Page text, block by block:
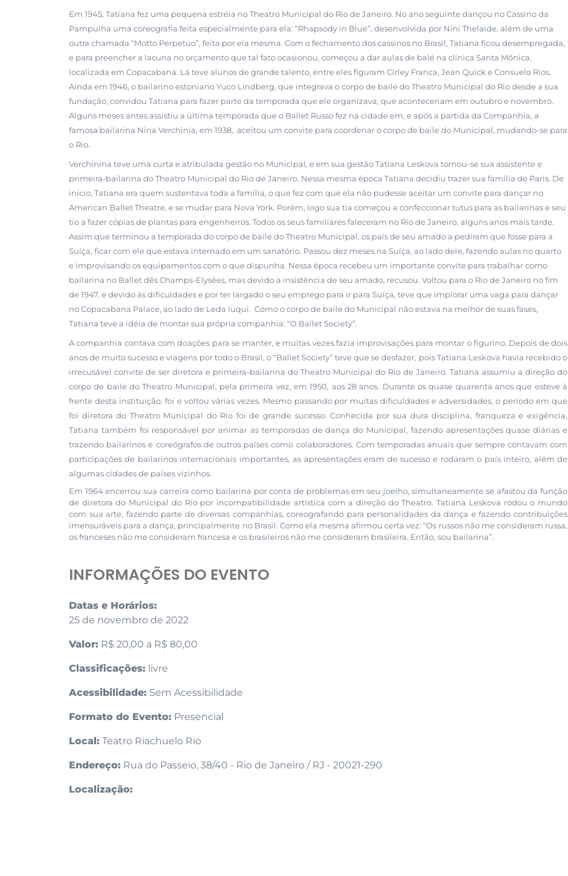
Em 1945, Tatiana fez uma pequena estréia no Theatro Municipal do Rio de Janeiro. No ano seguinte dançou no Cassino da
Pampulha uma coreografia feita especialmente para ela: “Rhapsody in Blue”, desenvolvida por Nini Thelaide, além de uma
outra chamada “Motto Perpetuo”, feita por ela mesma. Com o fechamento dos cassinos no Brasil, Tatiana ficou desempregada,
e para preencher a lacuna no orçamento que tal fato ocasionou, começou a dar aulas de balé na clínica Santa Mônica,
localizada em Copacabana. Lá teve alunos de grande talento, entre eles figuram Cirley Franca, Jean Quick e Consuelo Rios.
Ainda em 1946, o bailarino estoniano Yuco Lindberg, que integrava o corpo de baile do Theatro Municipal do Rio desde a sua
fundação, convidou Tatiana para fazer parte da temporada que ele organizava, que aconteceriam em outubro e novembro.
Alguns meses antes assistiu a última temporada que o Ballet Russo fez na cidade em, e após a partida da Companhia, a
famosa bailarina Nina Verchinia, em 1938, aceitou um convite para coordenar o corpo de baile do Municipal, mudando-se para
o Rio.
Verchinina teve uma curta e atribulada gestão no Municipal, e em sua gestão Tatiana Leskova tornou-se sua assistente e
primeira-bailarina do Theatro Municipal do Rio de Janeiro. Nessa mesma época Tatiana decidiu trazer sua família de Paris. De
inicio, Tatiana era quem sustentava toda a família, o que fez com que ela não pudesse aceitar um convite para dançar no
American Ballet Theatre, e se mudar para Nova York. Porém, logo sua tia começou a confeccionar tutus para as bailarinas e seu
tio a fazer cópias de plantas para engenheiros. Todos os seus familiares faleceram no Rio de Janeiro, alguns anos mais tarde.
Assim que terminou a temporada do corpo de baile do Theatro Municipal, os pais de seu amado a pediram que fosse para a
Suíça, ficar com ele que estava internado em um sanatório. Passou dez meses na Suíça, ao lado dele, fazendo aulas no quarto
e improvisando os equipamentos com o que dispunha. Nessa época recebeu um importante convite para trabalhar como
bailarina no Ballet dês Champs-Elysées, mas devido a insistência de seu amado, recusou. Voltou para o Rio de Janeiro no fim
de 1947, e devido às dificuldades e por ter largado o seu emprego para ir para Suíça, teve que implorar uma vaga para dançar
no Copacabana Palace, ao lado de Leda Iuqui. Como o corpo de baile do Municipal não estava na melhor de suas fases,
Tatiana teve a idéia de montar sua própria companhia: “O Ballet Society”.
A companhia contava com doações para se manter, e muitas vezes fazia improvisações para montar o figurino. Depois de dois
anos de muito sucesso e viagens por todo o Brasil, o “Ballet Society” teve que se desfazer, pois Tatiana Leskova havia recebido o
irrecusável convite de ser diretora e primeira-bailarina do Theatro Municipal do Rio de Janeiro. Tatiana assumiu a direção do
corpo de baile do Theatro Municipal, pela primeira vez, em 1950, aos 28 anos. Durante os quase quarenta anos que esteve à
frente desta instituição, foi e voltou várias vezes. Mesmo passando por muitas dificuldades e adversidades, o período em que
foi diretora do Theatro Municipal do Rio foi de grande sucesso. Conhecida por sua dura disciplina, franqueza e exigência,
Tatiana também foi responsável por animar as temporadas de dança do Municipal, fazendo apresentações quase diárias e
trazendo bailarinos e coreógrafos de outros países como colaboradores. Com temporadas anuais que sempre contavam com
participações de bailarinos internacionais importantes, as apresentações eram de sucesso e rodaram o país inteiro, além de
algumas cidades de países vizinhos.
Em 1964 encerrou sua carreira como bailarina por conta de problemas em seu joelho, simultaneamente se afastou da função
de diretora do Municipal do Rio por incompatibilidade artística com a direção do Theatro. Tatiana Leskova rodou o mundo
com sua arte, fazendo parte de diversas companhias, coreografando para personalidades da dança e fazendo contribuições
imensuráveis para a dança, principalmente no Brasil. Como ela mesma afirmou certa vez: “Os russos não me consideram russa,
os franceses não me consideram francesa e os brasileiros não me consideram brasileira. Então, sou bailarina”.
INFORMAÇÕES DO EVENTO
Datas e Horários:
25 de novembro de 2022
Valor: R$ 20,00 a R$ 80,00
Classificações: livre
Acessibilidade: Sem Acessibilidade
Formato do Evento: Presencial
Local: Teatro Riachuelo Rio
Endereço: Rua do Passeio, 38/40 - Rio de Janeiro / RJ - 20021-290
Localização: